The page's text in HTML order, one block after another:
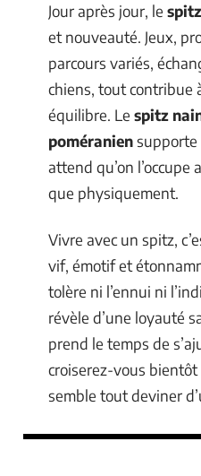
Jour après jour, le spitz
et nouveauté. Jeux,
parcours variés,
chiens, tout contribue
équilibre. Le spitz
poméraniensupporte
attend qu’on
que physiquement.
Vivre avec un spitz,
vif, émotif et
tolère ni l’ennui ni
révèle d’une loyauté
prend le temps de
croiserez-vous
semble tout deviner